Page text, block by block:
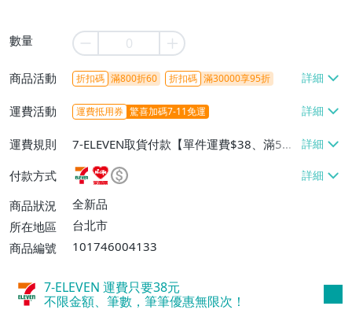
數量
商品活動 折扣碼 滿800折60 折扣碼 滿30000享95折
運費活動 運費抵用券 驚喜加碼7-11免運
運費規則
7-ELEVEN取貨付款【單件運費$38、滿5件
或消費滿$1299免運費】、7-ELEVEN取貨
不付款【免運費】、萊爾富取貨付款【單件
運費$60、滿5件或消費滿$1299免運
費】、宅配/貨運【單件運費$120、滿5件
付款方式
商品狀況
全新品
所在地區
台北市
商品編號
101746004133
7-ELEVEN 運費只要38元
不限金額、筆數，筆筆優惠無限次！